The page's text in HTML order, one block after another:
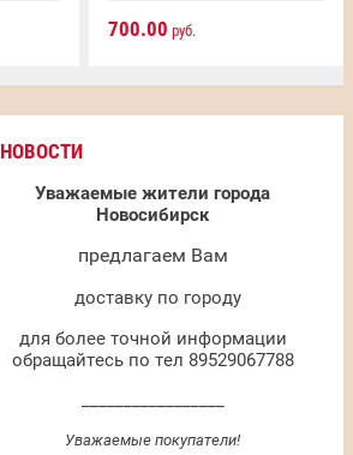
НОВОСТИ
Уважаемые жители города
Новосибирск
предлагаем Вам
доставку по городу
для более точной информации
обращайтесь по тел 89529067788
Уважаемые покупатели!
700.00 руб.